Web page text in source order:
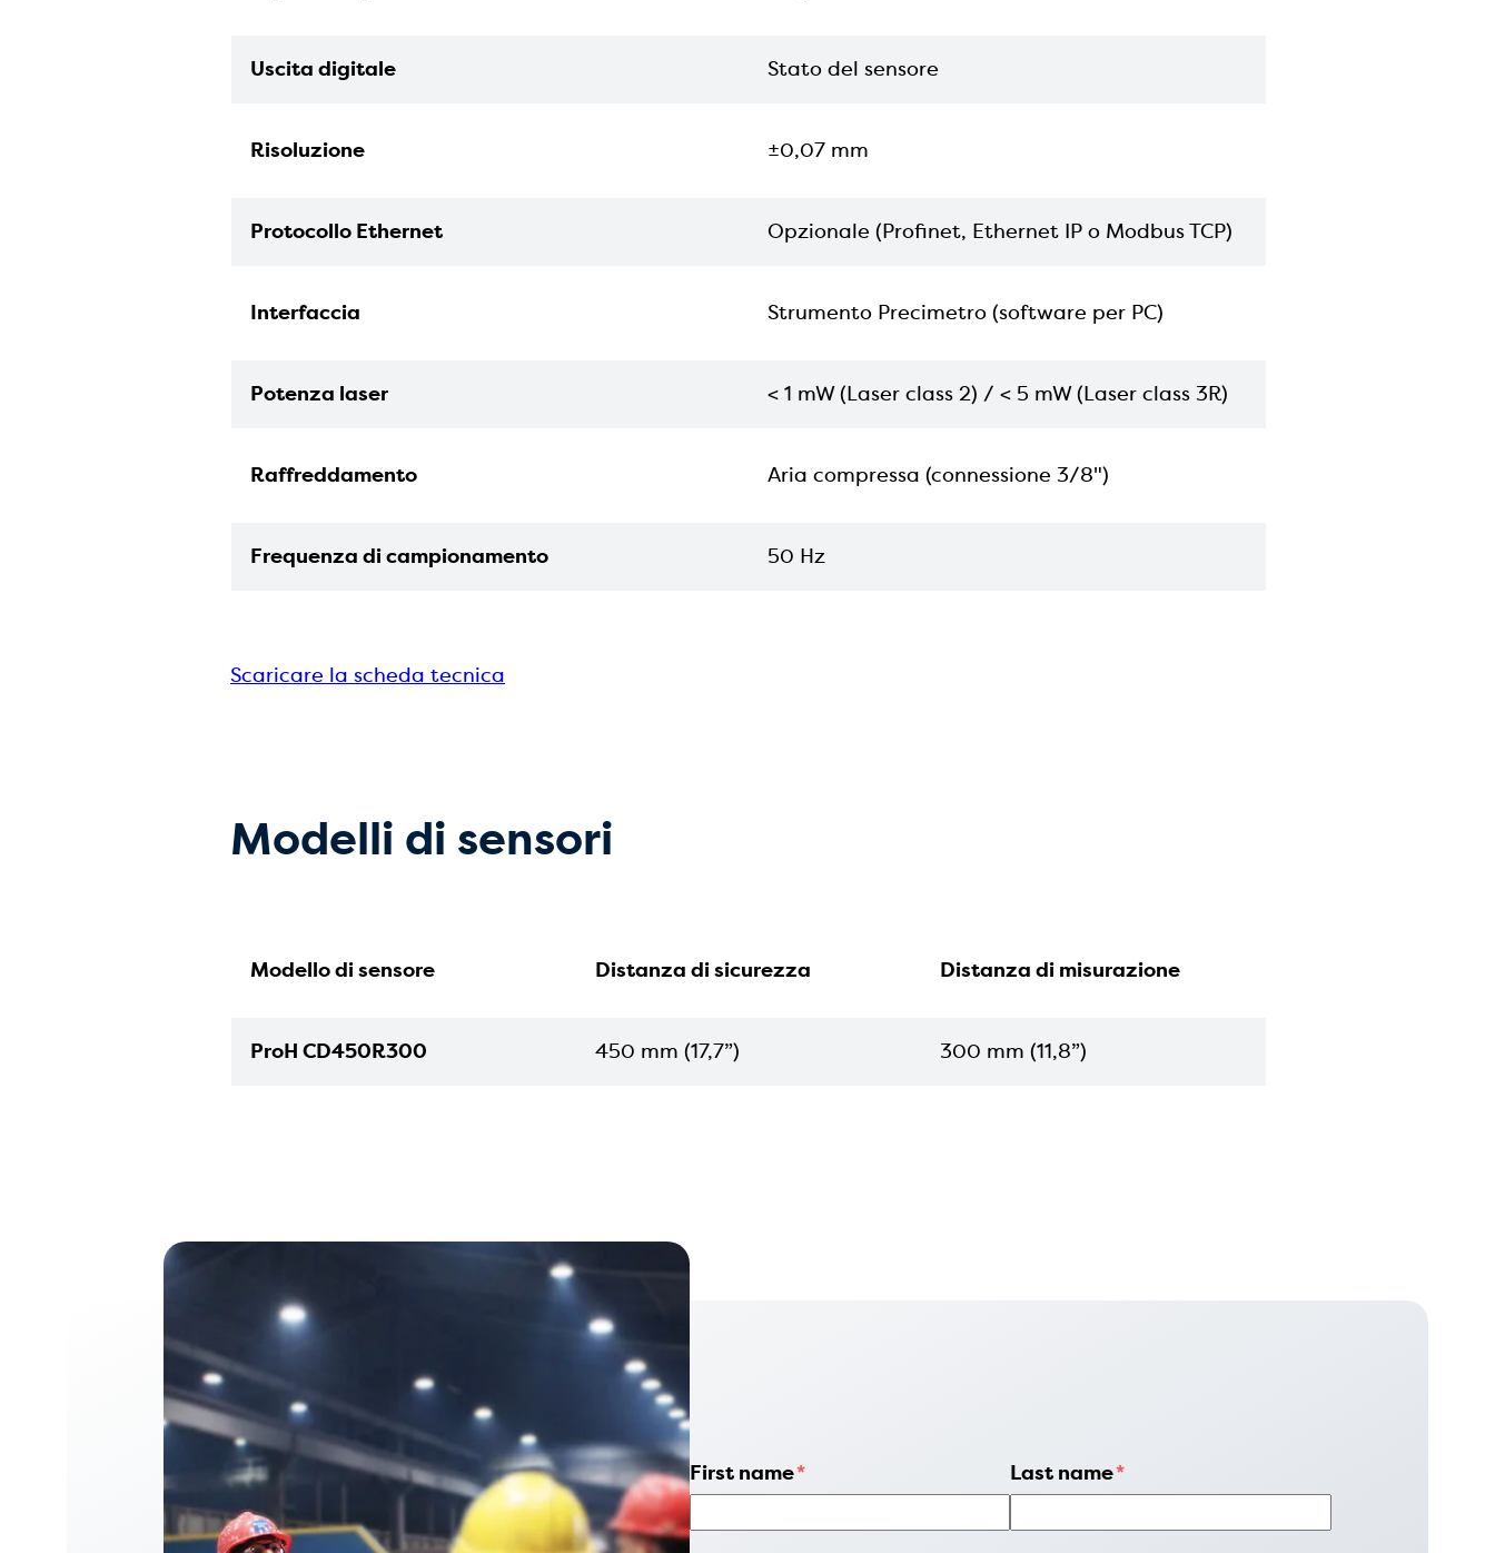
Uscita digitale Stato del sensore
Risoluzione ±0,07 mm
Protocollo Ethernet Opzionale (Profinet, Ethernet IP o Modbus TCP)
Interfaccia Strumento Precimetro (software per PC)
Potenza laser < 1 mW (Laser class 2) / < 5 mW (Laser class 3R)
Raffreddamento Aria compressa (connessione 3/8")
Frequenza di campionamento 50 Hz
Scaricare la scheda tecnica
Modelli di sensori
Modello di sensore Distanza di sicurezza Distanza di misurazione
ProH CD450R300 450 mm (17,7”) 300 mm (11,8”)
First name* Last name*